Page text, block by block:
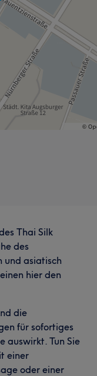
Thai Silk
des
und asiatisch
hier den
die
für sofortiges
auswirkt. Tun Sie
einer
oder einer